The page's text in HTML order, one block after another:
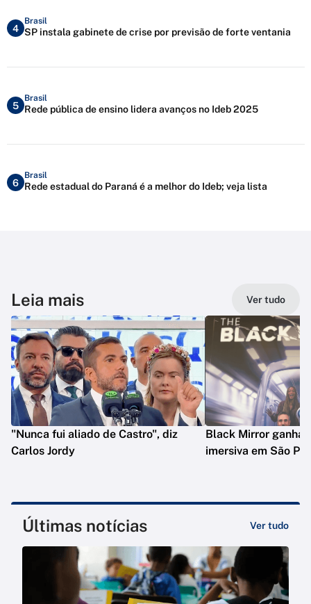
4
Brasil
SP instala gabinete de crise por previsão de forte ventania
5
Brasil
Rede pública de ensino lidera avanços no Ideb 2025
6
Brasil
Rede estadual do Paraná é a melhor do Ideb; veja lista
Leia mais Ver tudo
"Nunca fui aliado de Castro", diz
Carlos Jordy
Black Mirror ganha
imersiva em São
Últimas notícias Ver tudo